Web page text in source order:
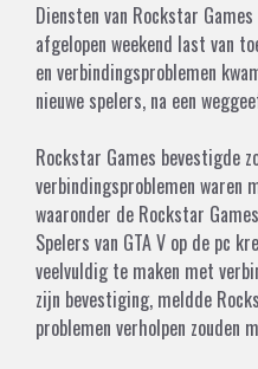
Diensten van Rockstar
afgelopen weekend last van
en verbindingsproblemen
nieuwe spelers, na een
Rockstar Games bevestigde
verbindingsproblemen waren
waaronder de Rockstar
Spelers van GTA V op de pc
veelvuldig te maken met
zijn bevestiging, meldde
problemen verholpen zouden